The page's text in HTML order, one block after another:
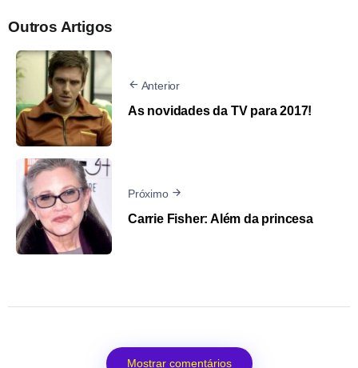
Outros Artigos
Anterior
As novidades da TV para 2017!
Próximo
Carrie Fisher: Além da princesa
Mostrar comentários